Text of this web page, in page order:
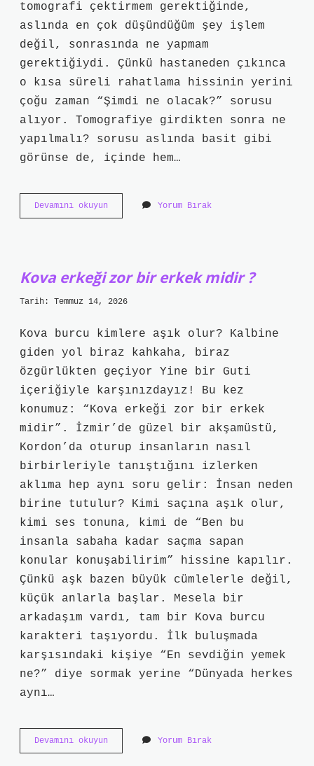
tomografi çektirmem gerektiğinde,
aslında en çok düşündüğüm şey işlem
değil, sonrasında ne yapmam
gerektiğiydi. Çünkü hastaneden çıkınca
o kısa süreli rahatlama hissinin yerini
çoğu zaman “Şimdi ne olacak?” sorusu
alıyor. Tomografiye girdikten sonra ne
yapılmalı? sorusu aslında basit gibi
görünse de, içinde hem…
Devamını okuyun Tomografiye
girdikten
Yorum Bırak
Kova erkeği zor bir erkek midir ?
Tarih: Temmuz 14, 2026
Kova burcu kimlere aşık olur? Kalbine
giden yol biraz kahkaha, biraz
özgürlükten geçiyor Yine bir Guti
içeriğiyle karşınızdayız! Bu kez
konumuz: “Kova erkeği zor bir erkek
midir”. İzmir’de güzel bir akşamüstü,
Kordon’da oturup insanların nasıl
birbirleriyle tanıştığını izlerken
aklıma hep aynı soru gelir: İnsan neden
birine tutulur? Kimi saçına aşık olur,
kimi ses tonuna, kimi de “Ben bu
insanla sabaha kadar saçma sapan
konular konuşabilirim” hissine kapılır.
Çünkü aşk bazen büyük cümlelerle değil,
küçük anlarla başlar. Mesela bir
arkadaşım vardı, tam bir Kova burcu
karakteri taşıyordu. İlk buluşmada
karşısındaki kişiye “En sevdiğin yemek
ne?” diye sormak yerine “Dünyada herkes
aynı…
Devamını okuyun
erkeği
Yorum Bırak